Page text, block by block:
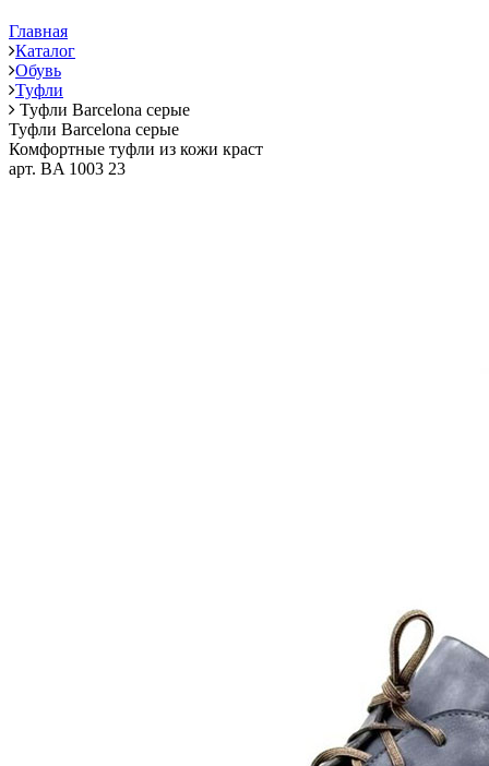
Главная
Каталог
Обувь
Туфли
Туфли Barcelona серые
Туфли Barcelona серые
Комфортные туфли из кожи краст
арт. BA 1003 23